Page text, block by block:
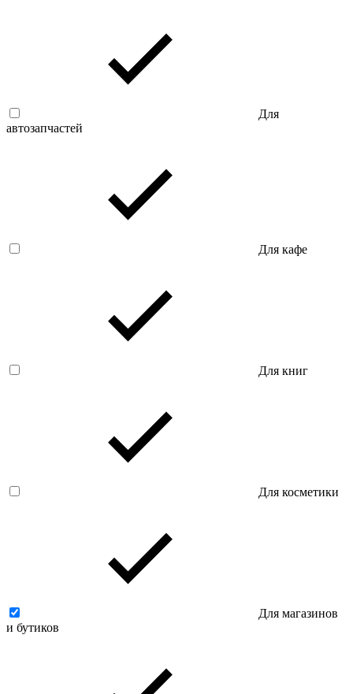
Для
автозапчастей
Для кафе
Для книг
Для косметики
Для магазинов
и бутиков